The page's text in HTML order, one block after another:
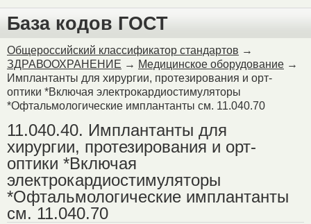
База кодов ГОСТ
Общероссийский классификатор стандартов →
ЗДРАВООХРАНЕНИЕ → Медицинское оборудование →
Имплантанты для хирургии, протезирования и орт-
оптики *Включая электрокардиостимуляторы
*Офтальмологические имплантанты см. 11.040.70
11.040.40. Имплантанты для
хирургии, протезирования и орт-
оптики *Включая
электрокардиостимуляторы
*Офтальмологические имплантанты
см. 11.040.70